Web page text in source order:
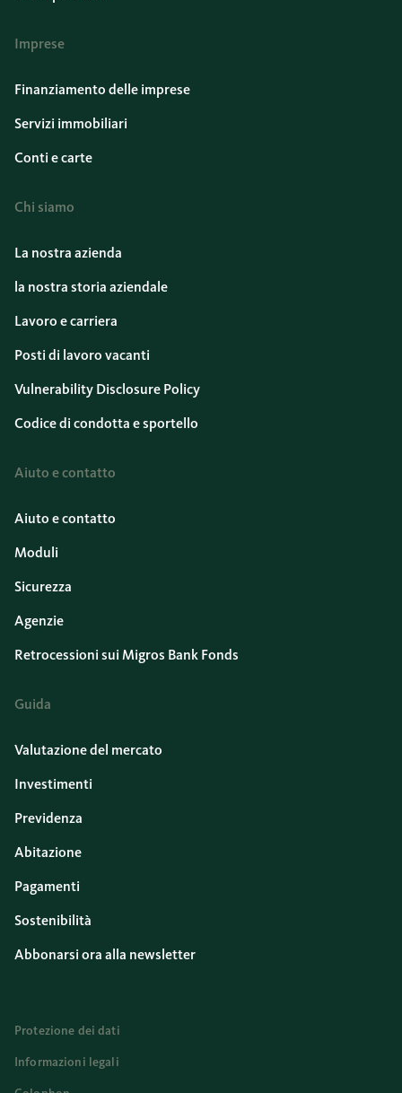
Imprese
Finanziamento delle imprese
Servizi immobiliari
Conti e carte
Chi siamo
La nostra azienda
la nostra storia aziendale
Lavoro e carriera
Posti di lavoro vacanti
Vulnerability Disclosure Policy
Codice di condotta e sportello
Aiuto e contatto
Aiuto e contatto
Moduli
Sicurezza
Agenzie
Retrocessioni sui Migros Bank Fonds
Guida
Valutazione del mercato
Investimenti
Previdenza
Abitazione
Pagamenti
Sostenibilità
Abbonarsi ora alla newsletter
Protezione dei dati
Informazioni legali